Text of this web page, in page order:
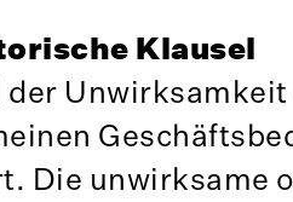
Klausel
der
Die unwirksame